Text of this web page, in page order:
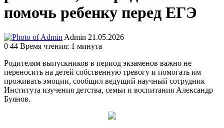
помочь ребенку перед ЕГЭ
Admin Send
an
21.05.2026
0 44 Время чтения: 1 минута
Родителям выпускников в период экзаменов важно не
переносить на детей собственную тревогу и помогать им
проживать эмоции, сообщил ведущий научный сотрудник
Института изучения детства, семьи и воспитания Александр
Буянов.